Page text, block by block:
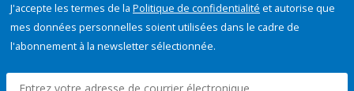
J'accepte les termes de la Politique de confidentialité et autorise que
mes données personnelles soient utilisées dans le cadre de
l'abonnement à la newsletter sélectionnée.